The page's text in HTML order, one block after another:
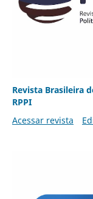
Revista Brasileira
RPPI
Acessar revista